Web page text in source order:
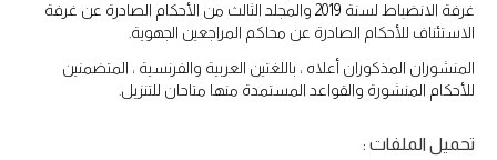
غرفة الانضباط لسنة 2019 والمجلد الثالث من الأحكام الصادرة عن غرفة
الاستئناف للأحكام الصادرة عن محاكم المراجعين الجهوية.
المنشوران المذكوران أعلاه ، باللغتين العربية والفرنسية ، المتضمنين
للأحكام المنشورة والقواعد المستمدة منها متاحان للتنزيل.
تحميل الملفات :